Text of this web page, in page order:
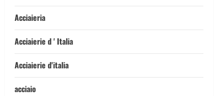
Acciaieria
Acciaierie d ' Italia
Acciaierie d'italia
acciaio